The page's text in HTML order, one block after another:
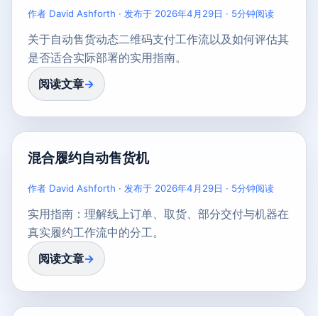
作者 David Ashforth · 发布于 2026年4月29日 · 5分钟阅读
关于自动售货动态二维码支付工作流以及如何评估其
是否适合实际部署的实用指南。
阅读文章
混合履约自动售货机
作者 David Ashforth · 发布于 2026年4月29日 · 5分钟阅读
实用指南：理解线上订单、取货、部分交付与机器在
真实履约工作流中的分工。
阅读文章